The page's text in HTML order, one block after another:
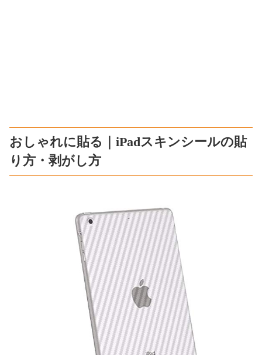
おしゃれに貼る｜iPadスキンシールの貼
り方・剥がし方